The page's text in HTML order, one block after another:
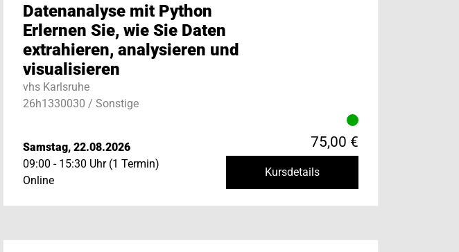
Datenanalyse mit Python
Erlernen Sie, wie Sie Daten
extrahieren, analysieren und
visualisieren
vhs Karlsruhe
26h1330030 / Sonstige
Samstag, 22.08.2026
09:00 - 15:30 Uhr (1 Termin)
Online
75,00 €
Kursdetails